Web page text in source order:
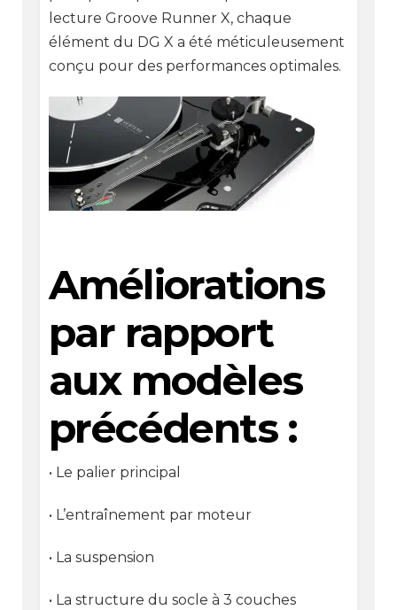
lecture Groove Runner X, chaque
élément du DG X a été méticuleusement
conçu pour des performances optimales.
Améliorations
par rapport
aux modèles
précédents :
• Le palier principal
• L’entraînement par moteur
• La suspension
• La structure du socle à 3 couches